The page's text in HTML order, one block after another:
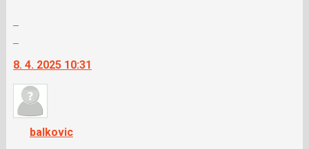
další
nový
názor.
navigaci
lze
8. 4. 2025 10:31
balkovic